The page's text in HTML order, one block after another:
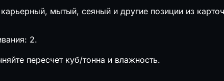
мытый, сеяный и другие позиции из
2.
пересчет куб/тонна и влажность.